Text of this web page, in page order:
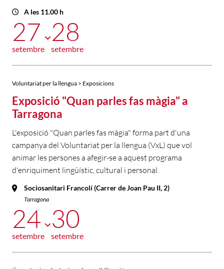
A les 11.00 h
27
setembre
28
setembre
Voluntariat per la llengua > Exposicions
Exposició "Quan parles fas màgia" a
Tarragona
L'exposició "Quan parles fas màgia" forma part d'una
campanya del Voluntariat per la llengua (VxL) que vol
animar les persones a afegir-se a aquest programa
d'enriquiment lingüístic, cultural i personal.
Sociosanitari Francolí (Carrer de Joan Pau II, 2)
Tarragona
24
setembre
30
setembre